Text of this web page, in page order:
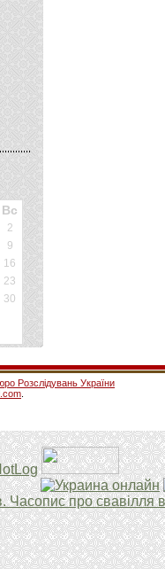
Вс
2
9
16
23
30
Розслідувань України